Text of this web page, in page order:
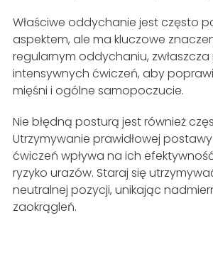
Właściwe oddychanie jest często
aspektem, ale ma kluczowe
regularnym oddychaniu,
intensywnych ćwiczeń, aby
mięśni i ogólne samopoczucie.
Nie błędną posturą jest również
Utrzymywanie prawidłowej
ćwiczeń wpływa na ich
ryzyko urazów. Staraj się
neutralnej pozycji, unikając
zaokrągleń.